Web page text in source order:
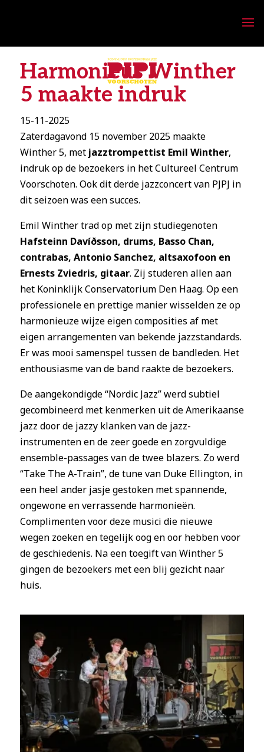
Harmonieus Winther
5 maakte indruk
15-11-2025
Zaterdagavond 15 november 2025 maakte
Winther 5, met jazztrompettist Emil Winther,
indruk op de bezoekers in het Cultureel Centrum
Voorschoten. Ook dit derde jazzconcert van PJPJ in
dit seizoen was een succes.
Emil Winther trad op met zijn studiegenoten
Hafsteinn Davíðsson, drums, Basso Chan,
contrabas, Antonio Sanchez, altsaxofoon en
Ernests Zviedris, gitaar. Zij studeren allen aan
het Koninklijk Conservatorium Den Haag. Op een
professionele en prettige manier wisselden ze op
harmonieuze wijze eigen composities af met
eigen arrangementen van bekende jazzstandards.
Er was mooi samenspel tussen de bandleden. Het
enthousiasme van de band raakte de bezoekers.
De aangekondigde “Nordic Jazz” werd subtiel
gecombineerd met kenmerken uit de Amerikaanse
jazz door de jazzy klanken van de jazz-
instrumenten en de zeer goede en zorgvuldige
ensemble-passages van de twee blazers. Zo werd
“Take The A-Train”, de tune van Duke Ellington, in
een heel ander jasje gestoken met spannende,
ongewone en verrassende harmonieën.
Complimenten voor deze musici die nieuwe
wegen zoeken en tegelijk oog en oor hebben voor
de geschiedenis. Na een toegift van Winther 5
gingen de bezoekers met een blij gezicht naar
huis.